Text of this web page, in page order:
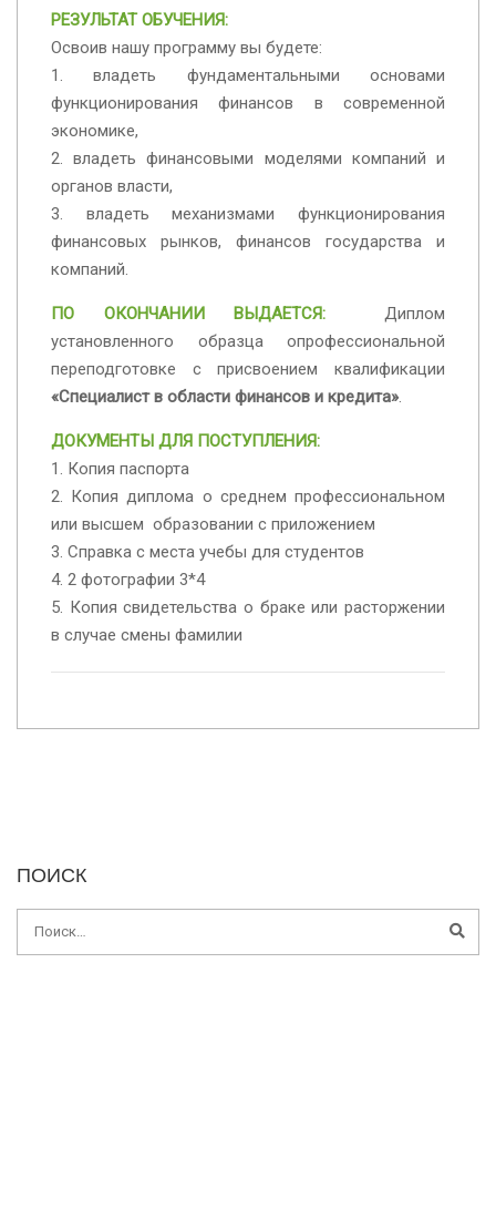
РЕЗУЛЬТАТ ОБУЧЕНИЯ:
Освоив нашу программу вы будете:
1. владеть фундаментальными основами
функционирования финансов в современной
экономике,
2. владеть финансовыми моделями компаний и
органов власти,
3. владеть механизмами функционирования
финансовых рынков, финансов государства и
компаний.
ПО ОКОНЧАНИИ ВЫДАЕТСЯ: Диплом
установленного образца опрофессиональной
переподготовке с присвоением квалификации
«Специалист в области финансов и кредита».
ДОКУМЕНТЫ ДЛЯ ПОСТУПЛЕНИЯ:
1. Копия паспорта
2. Копия диплома о среднем профессиональном
или высшем образовании с приложением
3. Справка с места учебы для студентов
4. 2 фотографии 3*4
5. Копия свидетельства о браке или расторжении
в случае смены фамилии
ПОИСК